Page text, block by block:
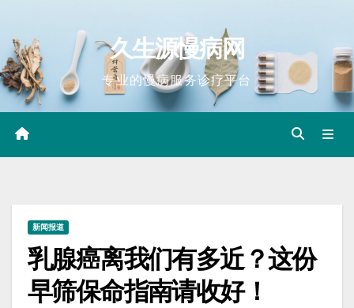
content
久生源慢病网
专业的慢病服务诊疗平台
新闻报道
乳腺癌离我们有多近？这份
早筛保命指南请收好！